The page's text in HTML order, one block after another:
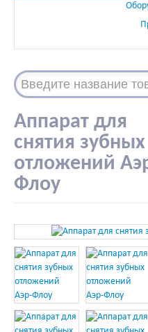
Аппарат для
снятия зубных
отложений
Флоу